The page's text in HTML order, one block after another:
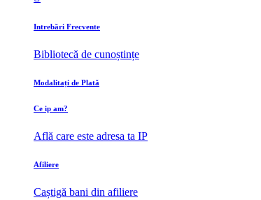
Intrebări Frecvente
Bibliotecă de cunoștințe
Modalitați de Plată
Ce ip am?
Află care este adresa ta IP
Afiliere
Caștigă bani din afiliere